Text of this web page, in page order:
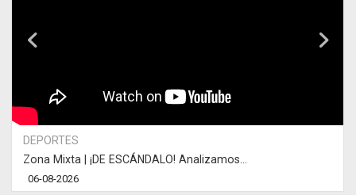
DEPORTES
Zona Mixta | ¡DE ESCÁNDALO! Analizamos...
06-08-2026